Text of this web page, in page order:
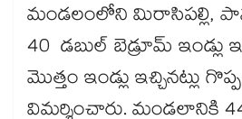
మండలంలోని మిరాసిపల్లి,
40 డబుల్​ బెడ్రూమ్​ ఇండ్లు
మొత్తం ఇండ్లు ఇచ్చినట్లు
విమర్శించారు. మండలానికి